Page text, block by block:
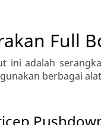
Full
ini adalah
berbagai